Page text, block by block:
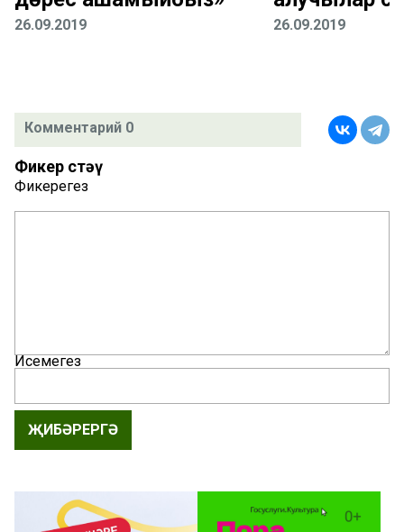
26.09.2019 26.09.2019
Комментарий 0
Фикер өстәү
Фикерегез
Исемегез
ҖИБӘРЕРГӘ